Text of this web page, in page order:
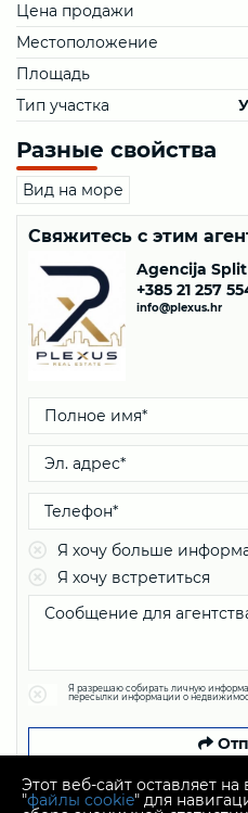
Цена продажи
Местоположение
Площадь
Тип участка
Разные свойства
Вид на море
Свяжитесь с этим
Agencija Split
+385 21 257
info@plexus.hr
Я хочу больше
Я хочу встретиться
Я разрешаю собирать личную
пересылки информации о
Этот веб-сайт оставляет
"файлы cookie" для